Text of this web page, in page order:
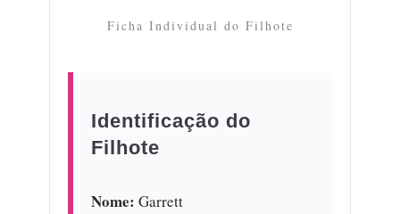
Ficha Individual do Filhote
Identificação do
Filhote
Nome: Garrett